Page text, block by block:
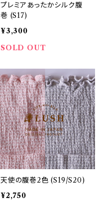
プレミアあったかシルク腹
巻 (S17)
¥3,300
SOLD OUT
天使の腹巻2色 (S19/S20)
¥2,750